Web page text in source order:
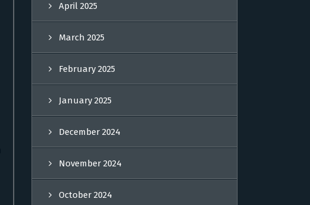
April 2025
March 2025
February 2025
January 2025
December 2024
November 2024
October 2024